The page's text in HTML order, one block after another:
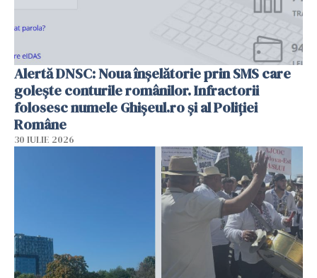
Alertă DNSC: Noua înșelătorie prin SMS care
golește conturile românilor. Infractorii
folosesc numele Ghișeul.ro și al Poliției
Române
30 IULIE 2026